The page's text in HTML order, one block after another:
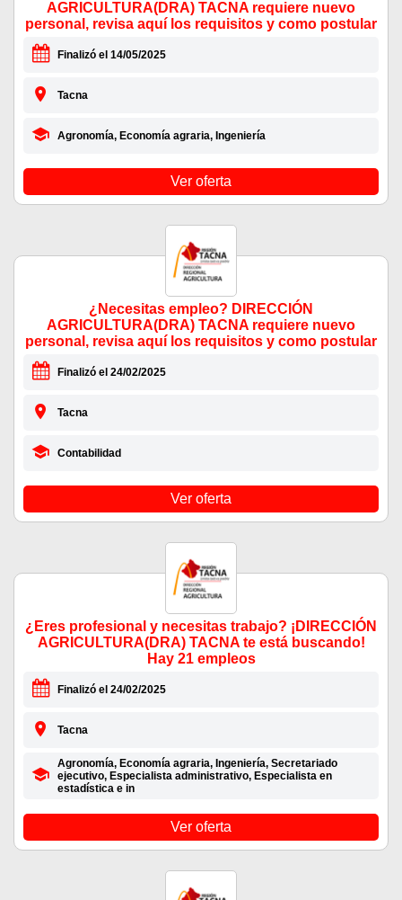
AGRICULTURA(DRA) TACNA requiere nuevo
personal, revisa aquí los requisitos y como postular
Finalizó el 14/05/2025
Tacna
Agronomía, Economía agraria, Ingeniería
Ver oferta
¿Necesitas empleo? DIRECCIÓN
AGRICULTURA(DRA) TACNA requiere nuevo
personal, revisa aquí los requisitos y como postular
Finalizó el 24/02/2025
Tacna
Contabilidad
Ver oferta
¿Eres profesional y necesitas trabajo? ¡DIRECCIÓN
AGRICULTURA(DRA) TACNA te está buscando!
Hay 21 empleos
Finalizó el 24/02/2025
Tacna
Agronomía, Economía agraria, Ingeniería, Secretariado
ejecutivo, Especialista administrativo, Especialista en
estadística e in
Ver oferta